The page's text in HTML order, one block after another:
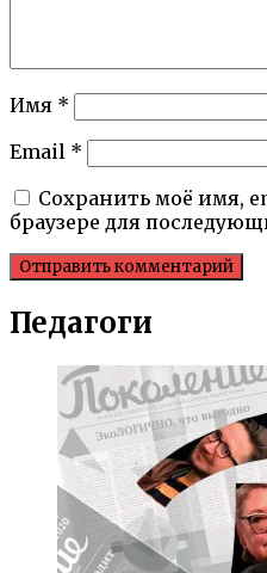
Имя *
Email *
Сохранить моё имя,
браузере для
Педагоги